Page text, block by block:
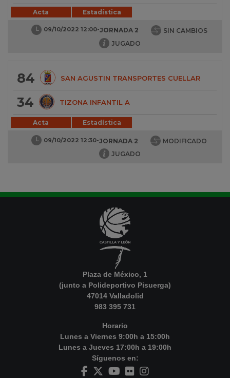
Acta Estadística
09/10/2022 12:00-JORNADA 2
SIN CAMBIOS
JUGADO
84 SAN AGUSTIN TRANSPORTES CUELLAR
34 TIZONA INFANTIL A
Acta Estadística
09/10/2022 12:30-JORNADA 2
MODIFICADO
JUGADO
Plaza de México, 1
(junto a Polideportivo Pisuerga)
47014 Valladolid
983 395 731
Horario
Lunes a Viernes 9:00h a 15:00h
Lunes a Jueves 17:00h a 19:00h
Síguenos en: